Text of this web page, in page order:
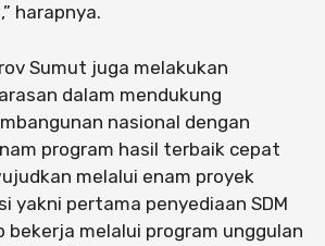
harapnya.
Sumut juga melakukan
dalam mendukung
nasional dengan
program hasil terbaik cepat
melalui enam proyek
yakni pertama penyediaan SDM
bekerja melalui program unggulan